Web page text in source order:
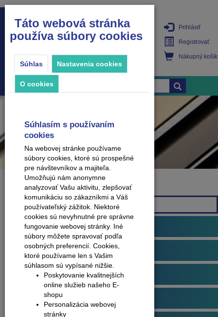
PRODUKTY
Prihlásiť
Registrovať
Nákupný košík
Značka
Všetky značky
Podlahové profily
Plávajúce podlahy
Dvere
Obklady na stenu
Táto webová stránka
používa súbory cookies
Súhlas Nastavenia cookies
O cookies
Súhlasím s používaním
cookies
Na webovej stránke používame
súbory cookies, ktoré sú prospešné
pre návštevníkov a majiteľa.
Umožňujú nám anonymne
analyzovať Vašu aktivitu, zlepšovať
komunikáciu so zákazníkmi a Váš
používateľský zážitok. Niektoré
cookies sú nevyhnutné pre správne
fungovanie webovej stránky. Iné
súbory môžete spravovať podľa
osobných preferencií. Cookies,
ktoré používame len s Vašim
súhlasom sú vypísané nižšie.
Poskytovanie kvalitnejších
online služieb našeho E-
shopu
Personalizácia webovej
stránky